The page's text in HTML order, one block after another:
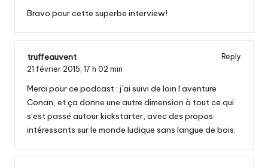
Bravo pour cette superbe interview!
truffeauvent
Reply
21 février 2015, 17 h 02 min
Merci pour ce podcast : j’ai suivi de loin l’aventure
Conan, et ça donne une autre dimension à tout ce qui
s’est passé autour kickstarter, avec des propos
intéressants sur le monde ludique sans langue de bois.